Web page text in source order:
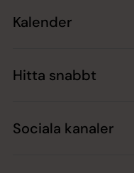
Kalender
Hitta snabbt
Sociala kanaler